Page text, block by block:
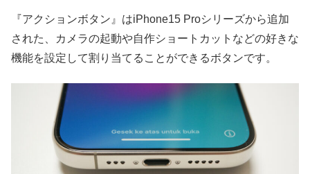
『アクションボタン』はiPhone15 Proシリーズから追加
された、カメラの起動や自作ショートカットなどの好きな
機能を設定して割り当てることができるボタンです。